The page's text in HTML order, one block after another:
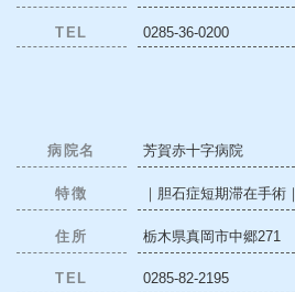
TEL 0285-36-0200
病院名 芳賀赤十字病院
特徴 ｜胆石症短期滞在手術｜
住所 栃木県真岡市中郷271
TEL 0285-82-2195